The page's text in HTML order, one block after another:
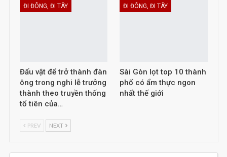
ĐI ĐÔNG, ĐI TÂY
Đấu vật để trở thành đàn
ông trong nghi lễ trưởng
thành theo truyền thống
tổ tiên của…
ĐI ĐÔNG, ĐI TÂY
Sài Gòn lọt top 10 thành
phố có ẩm thực ngon
nhất thế giới
PREV NEXT